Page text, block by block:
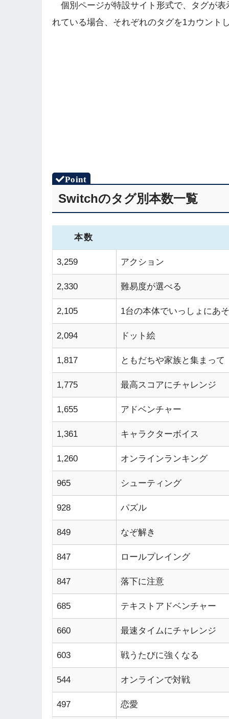
個別ページが特設サイト形式で、タグが
れている場合、それぞれのタグを1カウント
Switchのタグ別本数一覧
本数
3,259 アクション
2,330 難易度が選べる
2,105 1台の本体でいっしょにあ
2,094 ドット絵
1,817 ともだちや家族と集まって
1,775 最高スコアにチャレンジ
1,655 アドベンチャー
1,361 キャラクターボイス
1,260 オンラインランキング
965 シューティング
928 パズル
849 なぞ解き
847 ロールプレイング
847 落下に注意
685 テキストアドベンチャー
660 最速タイムにチャレンジ
603 戦うたびに強くなる
544 オンラインで対戦
497 恋愛